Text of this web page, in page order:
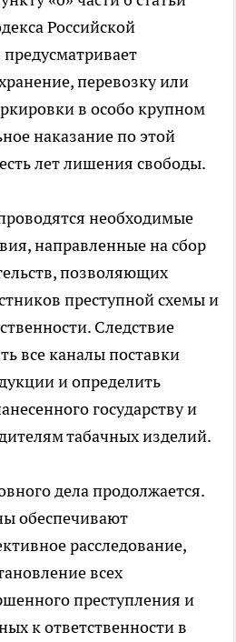
Российской
перевозку или
в особо крупном
наказание по этой
лет лишения свободы.
необходимые
направленные на сбор
позволяющих
преступной схемы и
Следствие
все каналы поставки
и определить
государству и
табачных изделий.
дела продолжается.
обеспечивают
расследование,
всех
преступления и
к ответственности в